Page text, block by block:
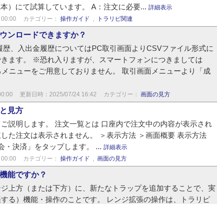
）にて試算しています。 A：注文に必要... 詳細表示
カテゴリー： 操作ガイド , トラリピ関連
ンロードできますか？
、入出金履歴についてはPC取引画面よりCSVファイル形式に
ます。 ※恐れ入りますが、スマートフォンにつきましては
ニューをご用意しておりません。 取引画面メニューより「成
更新日時：2025/07/24 16:42 カテゴリー： 画面の見方
見方
説明します。 注文一覧とは 口座内で注文中の内容が表示され
た注文は表示されません。 ＞表示方法 ＞画面概要 表示方法
・決済」をタップします。 ... 詳細表示
カテゴリー： 操作ガイド , 画面の見方
能ですか？
上方（または下方）に、新たなトラップを追加することで、実
る）機能・操作のことです。 レンジ拡張の操作は、トラリピ